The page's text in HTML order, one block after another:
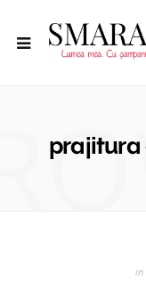
prajitura
in